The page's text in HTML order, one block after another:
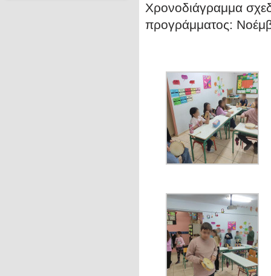
Χρονοδιάγραμμα
προγράμματος: